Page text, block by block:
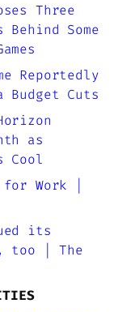
Three
Some
Reportedly
Budget Cuts
as
Cool
Work |
its
too | The